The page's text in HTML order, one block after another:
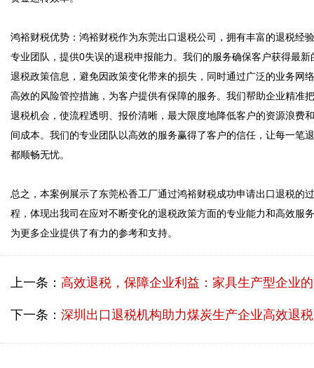
鸿裕财税优势：鸿裕财税作为东莞出口退税公司，拥有丰富的退税经
专业团队，提供0失误的退税申报能力。我们的服务确保客户获得最新
退税政策信息，避免因政策变化带来的损失，同时通过广泛的业务网
高效的风险管控措施，为客户提供有保障的服务。我们帮助企业精准
退税机会，使流程透明、报价清晰，最大限度地降低客户的资源浪费
间成本。我们的专业团队以高效的服务赢得了客户的信任，让每一笔
都顺畅无忧。
总之，本案例展示了东莞松香工厂通过鸿裕财税成功申请出口退税的过
程，体现出我司在应对不断变化的退税政策方面的专业能力和高效服
上一条： 高效退税，保障企业利益：家具生产型企业的成功案例
下一条： 深圳出口退税机构助力煤炭生产企业高效退税